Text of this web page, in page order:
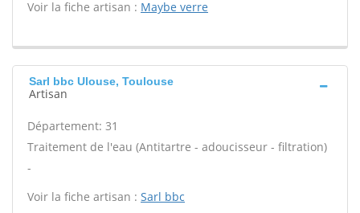
Voir la fiche artisan : Maybe verre
Sarl bbc Ulouse, Toulouse
Artisan
Département: 31
Traitement de l'eau (Antitartre - adoucisseur - filtration)
-
Voir la fiche artisan : Sarl bbc